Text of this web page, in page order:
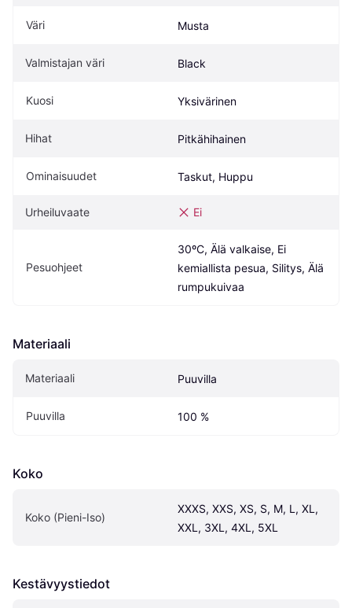
Väri Musta
Valmistajan väri Black
Kuosi Yksivärinen
Hihat Pitkähihainen
Ominaisuudet Taskut, Huppu
Urheiluvaate Ei
Pesuohjeet
30ºC, Älä valkaise, Ei
kemiallista pesua, Silitys, Älä
rumpukuivaa
Materiaali
Materiaali Puuvilla
Puuvilla 100 %
Koko
Koko (Pieni-Iso)
XXXS, XXS, XS, S, M, L, XL,
XXL, 3XL, 4XL, 5XL
Kestävyystiedot